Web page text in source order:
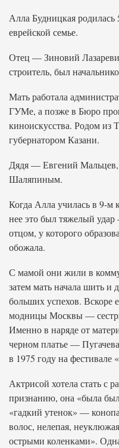
Алла Будницкая
еврейской семье.
Отец — Зиновий
строитель, был
Мать работала
ГУМе, а позже в Бюро
киноискусства. Родом
губернатором Казани.
Дядя — Евгений
Шаляпиным.
Когда Алла училась в 9-м
нее это был тяжелый
отцом, у которого
обожала.
С мамой они жили в
затем мать начала шить и
больших успехов. Вскоре
модницы Москвы —
Именно в наряде от
черном платье —
в 1975 году на фестивале
Актрисой хотела стать с
признанию, она «была
«гадкий утенок» —
волос, нелепая,
острыми коленками».